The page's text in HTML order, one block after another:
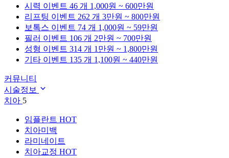
시력 이벤트 46 개 1,000원 ~ 600만원
리프팅 이벤트 262 개 3만원 ~ 800만원
보톡스 이벤트 74 개 1,000원 ~ 59만원
필러 이벤트 106 개 2만원 ~ 700만원
성형 이벤트 314 개 1만원 ~ 1,800만원
기타 이벤트 135 개 1,100원 ~ 440만원
커뮤니티
시술정보
치아 5
임플란트 HOT
치아미백
라미네이트
치아교정 HOT